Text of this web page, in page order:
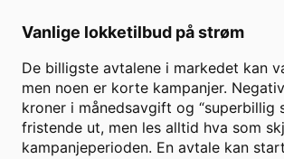
Vanlige lokketilbud på strøm
De billigste avtalene i markedet kan
men noen er korte kampanjer.
kroner i månedsavgift og “superbillig
fristende ut, men les alltid hva som
kampanjeperioden. En avtale kan